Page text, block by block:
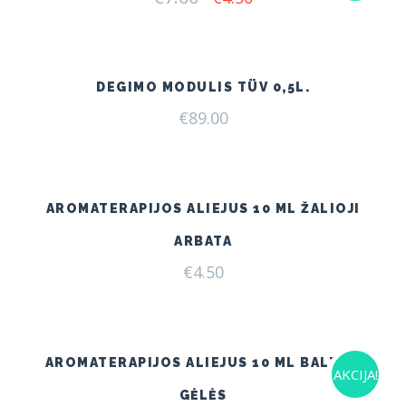
DEGIMO MODULIS TÜV 0,5L.
€89.00
AROMATERAPIJOS ALIEJUS 10 ML ŽALIOJI
ARBATA
€4.50
AKCIJA!
AROMATERAPIJOS ALIEJUS 10 ML BALTOS
GĖLĖS